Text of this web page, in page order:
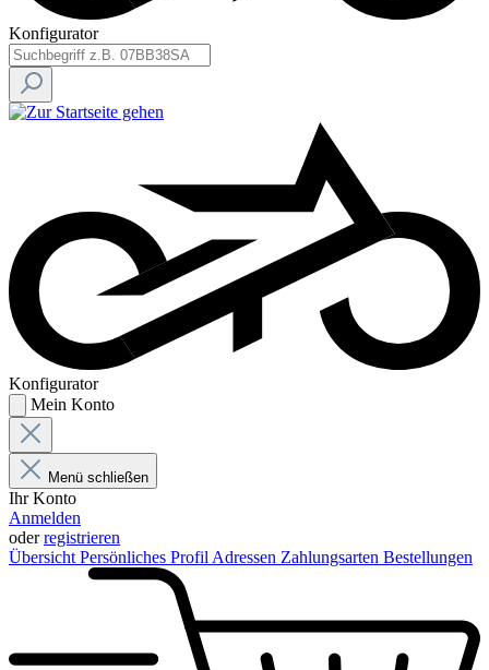
Konfigurator
Konfigurator
Mein Konto
Menü schließen
Ihr Konto
Anmelden
oderregistrieren
Übersicht Persönliches Profil Adressen Zahlungsarten Bestellungen